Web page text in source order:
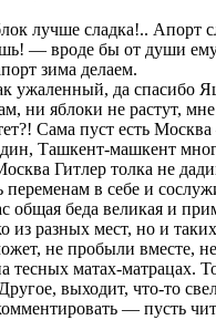
лучше сладка!.. Апорт
— вроде бы от души
зима делаем.
ужаленный, да спасибо
ни яблоки не растут, мне
Сама пуст есть
Ташкент-машкент
Гитлер толка не
переменам в себе и
общая беда великая и
из разных мест, но и
не пробыли вместе,
матах-матрацах.
выходит, что-то
— пусть